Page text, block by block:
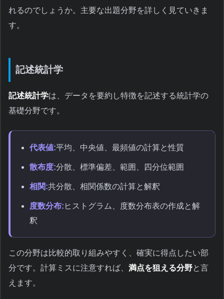
れるのでしょうか。主要な出題分野を詳しく見ていきま
す。
記述統計学
記述統計学は、データを要約し特徴を記述する統計学の
基礎分野です。
代表値:平均、中央値、最頻値の計算と性質
散布度:分散、標準偏差、範囲、四分位範囲
相関:共分散、相関係数の計算と解釈
度数分布: ヒストグラム、度数分布表の作成と解
釈
この分野は比較的取り組みやすく、確実に得点したい部
分です。計算ミスに注意すれば、 満点を狙える分野と言
えます。